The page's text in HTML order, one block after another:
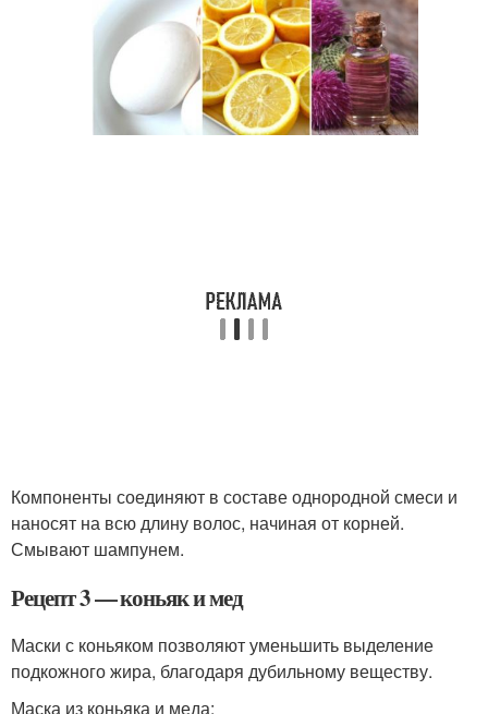
Компоненты соединяют в составе однородной смеси и
наносят на всю длину волос, начиная от корней.
Смывают шампунем.
Рецепт 3 — коньяк и мед
Маски с коньяком позволяют уменьшить выделение
подкожного жира, благодаря дубильному веществу.
Маска из коньяка и меда: